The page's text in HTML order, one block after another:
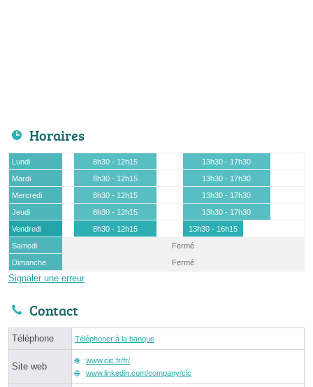
Horaires
Lundi 8h30 - 12h15
13h30 - 17h30
Mardi
8h30 - 12h15
13h30 - 17h30
Mercredi
8h30 - 12h15
13h30 - 17h30
Jeudi
8h30 - 12h15
13h30 - 17h30
Vendredi
8h30 - 12h15
13h30 - 16h15
Samedi
Fermé
Dimanche
Fermé
Signaler une erreur
Contact
Téléphone Téléphoner à la banque
Site web
www.cic.fr/fr/
www.linkedin.com/company/cic